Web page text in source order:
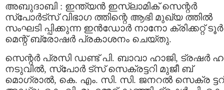
അബുദാബി : ഇന്ത്യൻ ഇസ്ലാമിക് സെന്റർ
സ്പോർട്സ് വിഭാഗ ത്തിന്റെ ആഭി മുഖ്യ ത്തിൽ
സംഘടി പ്പിക്കുന്ന ഇൻഡോർ നാനോ ക്രിക്കറ്റ്
മെന്റ് ബ്രോഷർ പ്രകാശനം ചെയ്തു.
സെന്റർ പ്രസി ഡണ്ട് പി. ബാവാ ഹാജി, ട്രഷർ
നടുവിൽ, സ്പോർ ട്സ് സെക്രട്ടറി മുജീ ബ്
മൊഗ്രാൽ, കെ. എം. സി. സി. ജനറല്‍ സെക്ര